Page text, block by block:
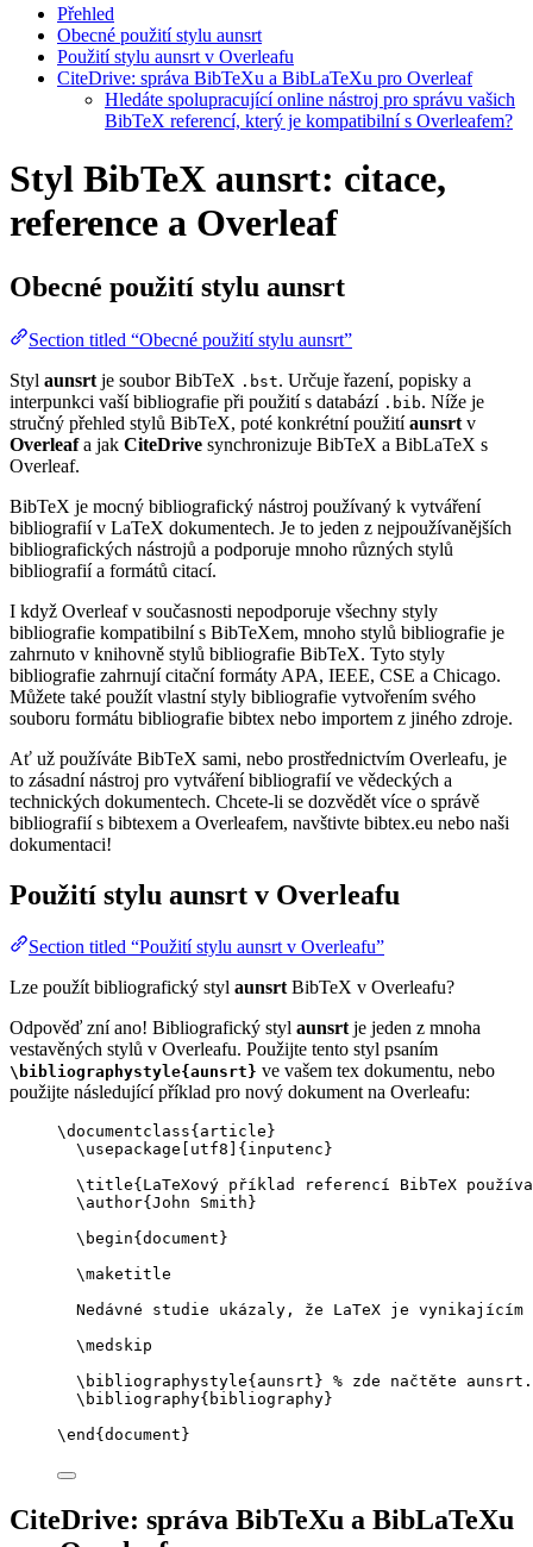
Přehled
Obecné použití stylu aunsrt
Použití stylu aunsrt v Overleafu
CiteDrive: správa BibTeXu a BibLaTeXu pro Overleaf
Hledáte spolupracující online nástroj pro správu vašich
BibTeX referencí, který je kompatibilní s Overleafem?
Styl BibTeX aunsrt: citace,
reference a Overleaf
Obecné použití stylu aunsrt
Section titled “Obecné použití stylu aunsrt”
Styl aunsrt je soubor BibTeX .bst. Určuje řazení, popisky a
interpunkci vaší bibliografie při použití s databází .bib. Níže je
stručný přehled stylů BibTeX, poté konkrétní použitíaunsrt v
Overleafa jak CiteDrive synchronizuje BibTeX a BibLaTeX s
Overleaf.
BibTeX je mocný bibliografický nástroj používaný k vytváření
bibliografií v LaTeX dokumentech. Je to jeden z nejpoužívanějších
bibliografických nástrojů a podporuje mnoho různých stylů
bibliografií a formátů citací.
I když Overleaf v současnosti nepodporuje všechny styly
bibliografie kompatibilní s BibTeXem, mnoho stylů bibliografie je
zahrnuto v knihovně stylů bibliografie BibTeX. Tyto styly
bibliografie zahrnují citační formáty APA, IEEE, CSE a Chicago.
Můžete také použít vlastní styly bibliografie vytvořením svého
souboru formátu bibliografie bibtex nebo importem z jiného zdroje.
Ať už používáte BibTeX sami, nebo prostřednictvím Overleafu, je
to zásadní nástroj pro vytváření bibliografií ve vědeckých a
technických dokumentech. Chcete-li se dozvědět více o správě
bibliografií s bibtexem a Overleafem, navštivte bibtex.eu nebo naši
dokumentaci!
Použití stylu aunsrt v Overleafu
Section titled “Použití stylu aunsrt v Overleafu”
Lze použít bibliografický styl aunsrtBibTeX v Overleafu?
Odpověď zní ano! Bibliografický styl aunsrtje jeden z mnoha
vestavěných stylů v Overleafu. Použijte tento styl psaním
\bibliographystyle{aunsrt} ve vašem tex dokumentu, nebo
použijte následující příklad pro nový dokument na Overleafu:
\documentclass{ article }
\usepackage
utf8 ]{ inputenc }
\title{LaTeXový příklad referencí BibTeX
\author{John Smith}
\begin{ document }
\maketitle
Nedávné studie ukázaly, že LaTeX je vynikajícím
\medskip
\bibliographystyle{aunsrt} % zde načtěte
\bibliography{bibliography}
\end { document }
CiteDrive: správa BibTeXu a BibLaTeXu